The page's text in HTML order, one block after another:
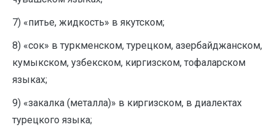
7) «питье, жидкость» в якутском;
8) «сок» в туркменском, турецком, азербайджанском,
кумыкском, узбекском, киргизском, тофаларском
языках;
9) «закалка (металла)» в киргизском, в диалектах
турецкого языка;